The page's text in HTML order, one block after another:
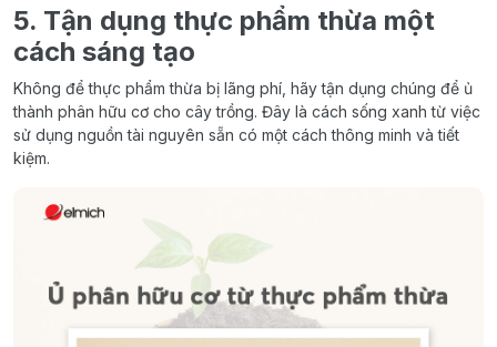
5. Tận dụng thực phẩm thừa một
cách sáng tạo
Không để thực phẩm thừa bị lãng phí, hãy tận dụng chúng để ủ
thành phân hữu cơ cho cây trồng. Đây là cách sống xanh từ việc
sử dụng nguồn tài nguyên sẵn có một cách thông minh và tiết
kiệm.